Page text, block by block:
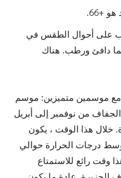
+66.
على أحوال الطقس في
دافئ ورطب. هناك
موسمين متميزين: موسم
من نوفمبر إلى أبريل
خلال هذا الوقت ، يكون
درجات الحرارة حوالي
هذا وقت رائع للاستمتاع